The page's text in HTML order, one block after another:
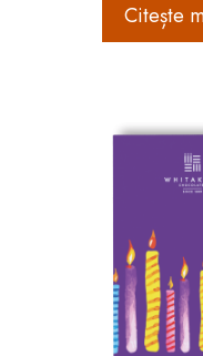
Citește